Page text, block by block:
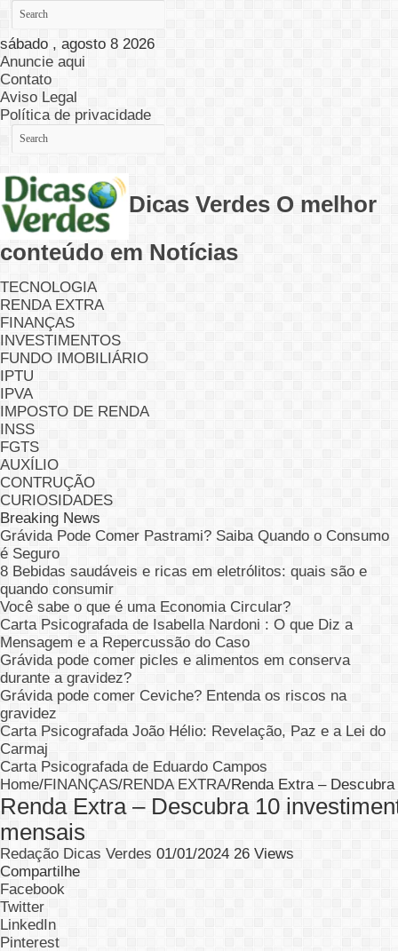
sábado , agosto 8 2026
Anuncie aqui
Contato
Aviso Legal
Política de privacidade
Dicas Verdes O melhor
conteúdo em Notícias
TECNOLOGIA
RENDA EXTRA
FINANÇAS
INVESTIMENTOS
FUNDO IMOBILIÁRIO
IPTU
IPVA
IMPOSTO DE RENDA
INSS
FGTS
AUXÍLIO
CONTRUÇÃO
CURIOSIDADES
Breaking News
Grávida Pode Comer Pastrami? Saiba Quando o Consumo
é Seguro
8 Bebidas saudáveis e ricas em eletrólitos: quais são e
quando consumir
Você sabe o que é uma Economia Circular?
Carta Psicografada de Isabella Nardoni : O que Diz a
Mensagem e a Repercussão do Caso
Grávida pode comer picles e alimentos em conserva
durante a gravidez?
Grávida pode comer Ceviche? Entenda os riscos na
gravidez
Carta Psicografada João Hélio: Revelação, Paz e a Lei do
Carmaj
Carta Psicografada de Eduardo Campos
Home/FINANÇAS/RENDA EXTRA/Renda Extra –
Renda Extra – Descubra 10
mensais
Redação Dicas Verdes 01/01/2024 26 Views
Compartilhe
Facebook
Twitter
LinkedIn
Pinterest